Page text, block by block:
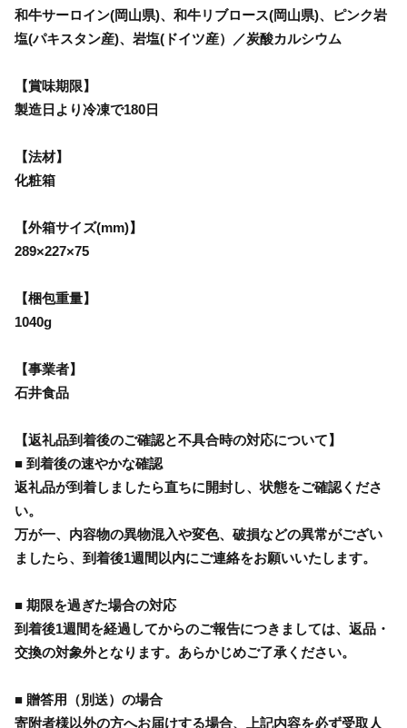
和牛サーロイン(岡山県)、和牛リブロース(岡山県)、ピンク岩
塩(パキスタン産)、岩塩(ドイツ産）／炭酸カルシウム
【賞味期限】
製造日より冷凍で180日
【法材】
化粧箱
【外箱サイズ(mm)】
289×227×75
【梱包重量】
1040g
【事業者】
石井食品
【返礼品到着後のご確認と不具合時の対応について】
■ 到着後の速やかな確認
返礼品が到着しましたら直ちに開封し、状態をご確認くださ
い。
万が一、内容物の異物混入や変色、破損などの異常がござい
ましたら、到着後1週間以内にご連絡をお願いいたします。
■ 期限を過ぎた場合の対応
到着後1週間を経過してからのご報告につきましては、返品・
交換の対象外となります。あらかじめご了承ください。
■ 贈答用（別送）の場合
寄附者様以外の方へお届けする場合、上記内容を必ず受取人